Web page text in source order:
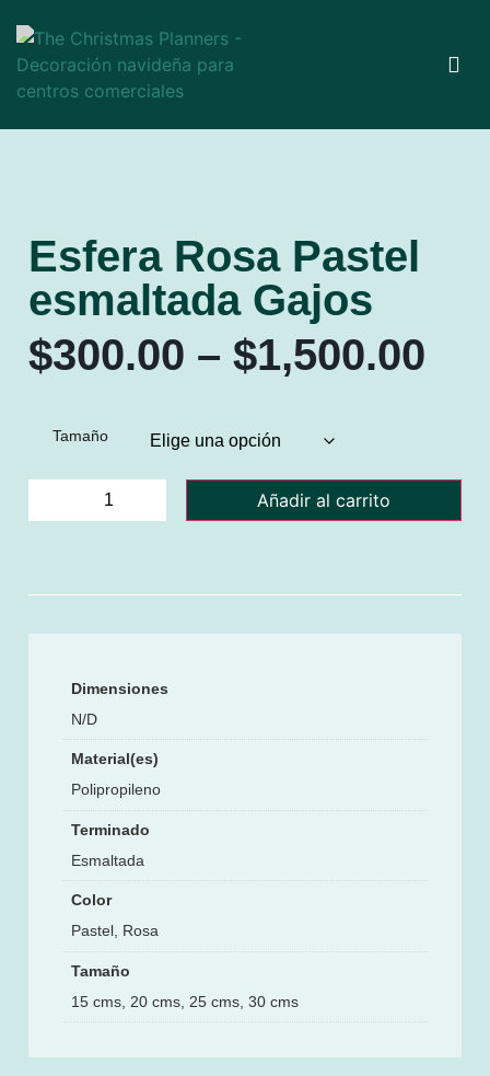
Esfera Rosa Pastel
esmaltada Gajos
$300.00 – $1,500.00
Tamaño
Añadir al carrito
Dimensiones
N/D
Material(es)
Polipropileno
Terminado
Esmaltada
Color
Pastel, Rosa
Tamaño
15 cms, 20 cms, 25 cms, 30 cms